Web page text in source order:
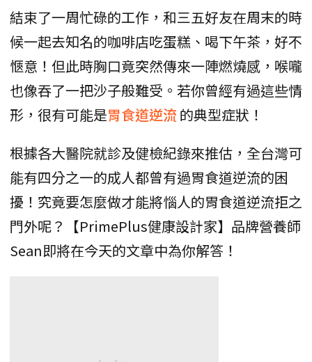
結束了一周忙碌的工作，和三五好友在周末的時
候一起去知名的咖啡店吃蛋糕、喝下午茶，好不
愜意！但此時胸口竟突然傳來一陣燃燒感，喉嚨
也像吞了一把沙子般難受。若你曾經有過這些情
形，很有可能是胃食道逆流 的典型症狀！
根據各大醫院就診及健檢紀錄來推估，全台灣可
能有四分之一的成人都曾有過胃食道逆流的困
擾！究竟要怎麼做才能將惱人的胃食道逆流拒之
門外呢？【PrimePlus健康設計家】品牌營養師
Sean即將在今天的文章中為你解答！